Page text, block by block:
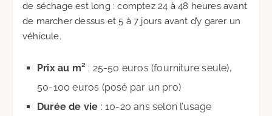
de séchage est long : comptez 24 à 48 heures avant
de marcher dessus et 5 à 7 jours avant d’y garer un
véhicule.
Prix au m² : 25-50 euros (fourniture seule),
50-100 euros (posé par un pro)
Durée de vie : 10-20 ans selon l’usage